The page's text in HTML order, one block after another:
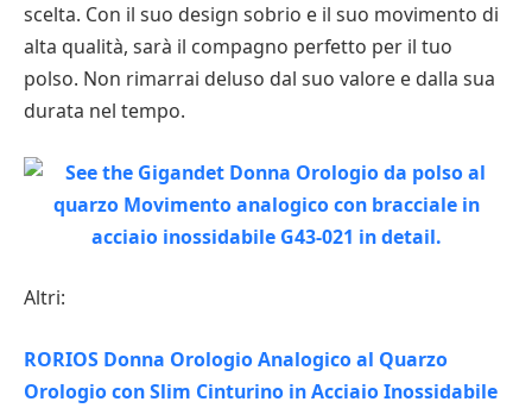
scelta. Con il suo design sobrio e il suo movimento di
alta qualità, sarà il compagno perfetto per il tuo
polso. Non rimarrai deluso dal suo valore e dalla sua
durata nel tempo.
Altri:
RORIOS Donna Orologio Analogico al Quarzo
Orologio con Slim Cinturino in Acciaio Inossidabile